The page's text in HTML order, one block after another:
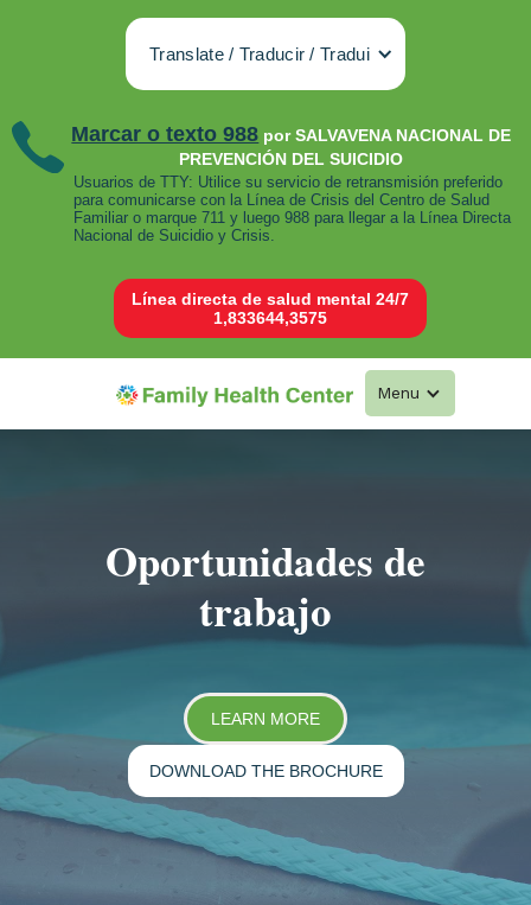
Translate / Traducir / Tradui
Marcar o texto 988 por SALVAVENA NACIONAL DE
PREVENCIÓN DEL SUICIDIO
Usuarios de TTY: Utilice su servicio de retransmisión preferido
para comunicarse con la Línea de Crisis del Centro de Salud
Familiar o marque 711 y luego 988 para llegar a la Línea Directa
Nacional de Suicidio y Crisis.
Línea directa de salud mental 24/7
1,833644,3575
Menu
Oportunidades de
trabajo
LEARN MORE
DOWNLOAD THE BROCHURE